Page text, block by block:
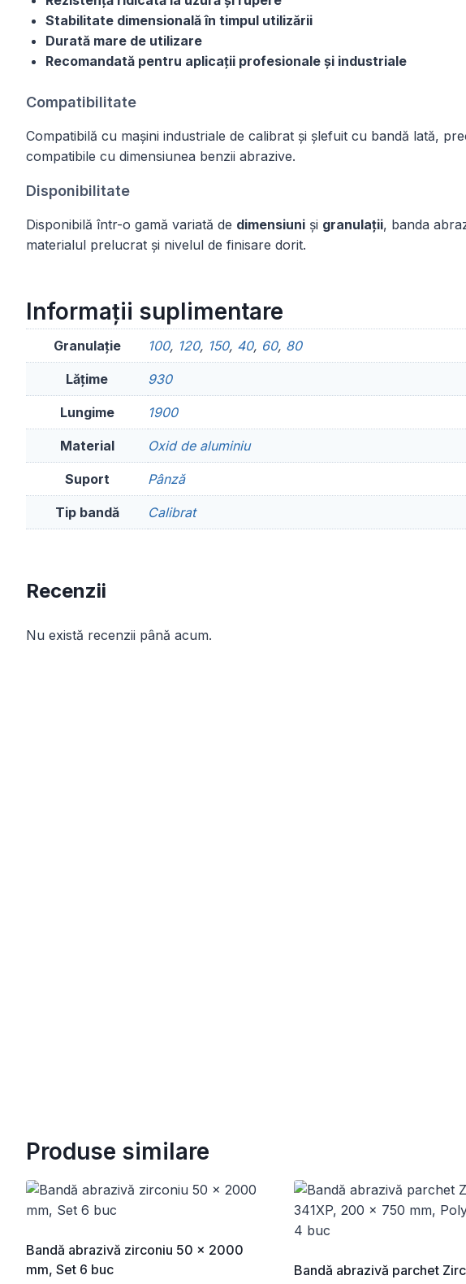
Stabilitate dimensională în timpul utilizării
Durată mare de utilizare
Recomandată pentru aplicații profesionale și industriale
Compatibilitate
Compatibilă cu mașini industriale de calibrat și șlefuit cu bandă lată,
compatibile cu dimensiunea benzii abrazive.
Disponibilitate
Disponibilă într-o gamă variată de dimensiuni și granulații, banda
materialul prelucrat și nivelul de finisare dorit.
Informații suplimentare
Granulație 100, 120, 150, 40, 60, 80
Lățime 930
Lungime 1900
Material Oxid de aluminiu
Suport Pânză
Tip bandă Calibrat
Recenzii
Nu există recenzii până acum.
Produse similare
Bandă abrazivă zirconiu 50 x 2000
mm, Set 6 buc
Bandă abrazivă parchet